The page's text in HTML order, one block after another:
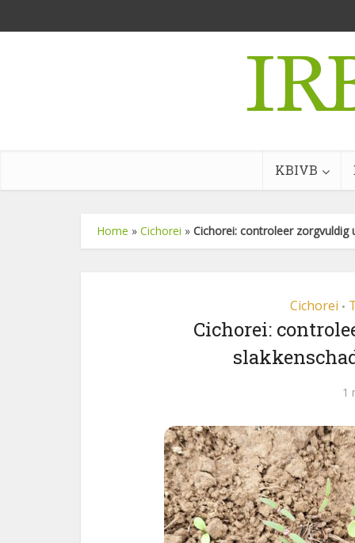
KBIVB
Home » Cichorei » Cichorei: controleer zorgvuldig
Cichorei •
Cichorei:
1